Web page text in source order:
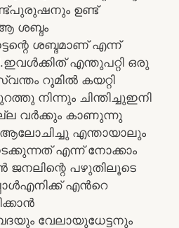
ഉണ്ട്
ശബ്ദം
ശബ്ദമാണ് എന്ന്
എന്തുപറ്റി ഒരു
റൂമിൽ കയറ്റി
നിന്നും ചിന്തിച്ചുഇനി
വർക്കും കാണുന്നു
എന്തായാലും
എന്ന് നോക്കാം
ജനലിന്റെ പഴുതിലൂടെ
എൻറെ
വേലായുധേട്ടനും